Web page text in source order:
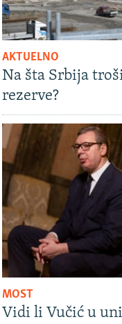
AKTUELNO
Na šta Srbija
rezerve?
MOST
Vidi li Vučić u